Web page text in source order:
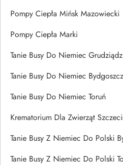
Pompy Ciepła Mińsk Mazowiecki
Pompy Ciepła Marki
Tanie Busy Do Niemiec Grudziądz
Tanie Busy Do Niemiec Bydgoszcz
Tanie Busy Do Niemiec Toruń
Krematorium Dla Zwierząt
Tanie Busy Z Niemiec Do Polski
Tanie Busy Z Niemiec Do Polski